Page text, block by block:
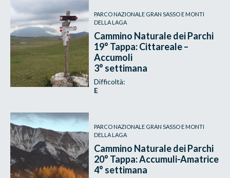
PARCO NAZIONALE GRAN SASSO E MONTI
DELLA LAGA
Cammino Naturale dei Parchi
19° Tappa: Cittareale –
Accumoli
3° settimana
Difficoltà:
E
PARCO NAZIONALE GRAN SASSO E MONTI
DELLA LAGA
Cammino Naturale dei Parchi
20° Tappa: Accumuli-Amatrice
4° settimana